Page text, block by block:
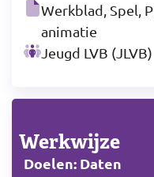
Werkblad, Spel,
animatie
Jeugd LVB (JLVB)
Werkwijze
Doelen: Daten